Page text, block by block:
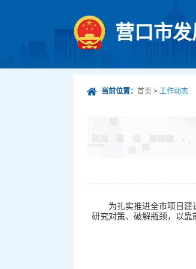
营口市
当前位置： 首页 > 工作动态
为扎实推进全市项目
研究对策、破解瓶颈，以靠